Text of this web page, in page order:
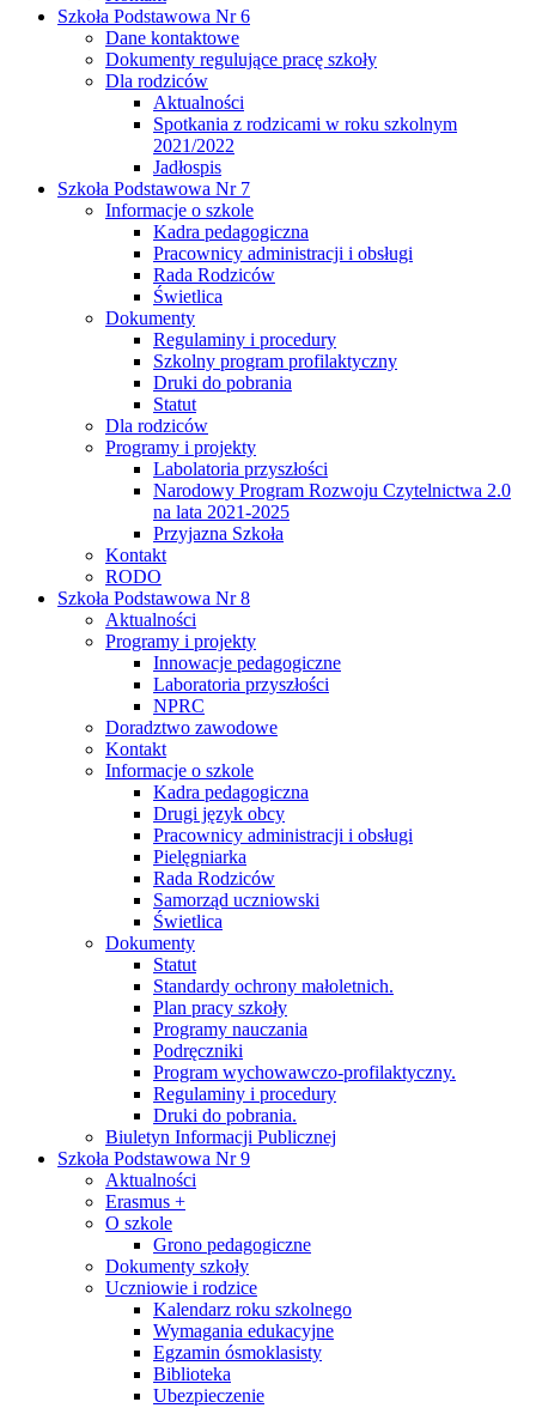
Szkoła Podstawowa Nr 6
Dane kontaktowe
Dokumenty regulujące pracę szkoły
Dla rodziców
Aktualności
Spotkania z rodzicami w roku szkolnym
2021/2022
Jadłospis
Szkoła Podstawowa Nr 7
Informacje o szkole
Kadra pedagogiczna
Pracownicy administracji i obsługi
Rada Rodziców
Świetlica
Dokumenty
Regulaminy i procedury
Szkolny program profilaktyczny
Druki do pobrania
Statut
Dla rodziców
Programy i projekty
Labolatoria przyszłości
Narodowy Program Rozwoju Czytelnictwa 2.0
na lata 2021-2025
Przyjazna Szkoła
Kontakt
RODO
Szkoła Podstawowa Nr 8
Aktualności
Programy i projekty
Innowacje pedagogiczne
Laboratoria przyszłości
NPRC
Doradztwo zawodowe
Kontakt
Informacje o szkole
Kadra pedagogiczna
Drugi język obcy
Pracownicy administracji i obsługi
Pielęgniarka
Rada Rodziców
Samorząd uczniowski
Świetlica
Dokumenty
Statut
Standardy ochrony małoletnich.
Plan pracy szkoły
Programy nauczania
Podręczniki
Program wychowawczo-profilaktyczny.
Regulaminy i procedury
Druki do pobrania.
Biuletyn Informacji Publicznej
Szkoła Podstawowa Nr 9
Aktualności
Erasmus +
O szkole
Grono pedagogiczne
Dokumenty szkoły
Uczniowie i rodzice
Kalendarz roku szkolnego
Wymagania edukacyjne
Egzamin ósmoklasisty
Biblioteka
Ubezpieczenie